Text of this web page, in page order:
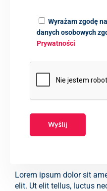
Wyrażam zgodę
danych osobowych
Prywatności
Lorem ipsum dolor sit
elit. Ut elit tellus, luctus